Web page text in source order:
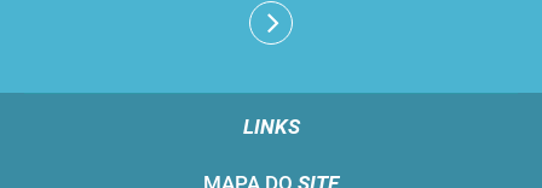
LINKS
MAPA DO SITE